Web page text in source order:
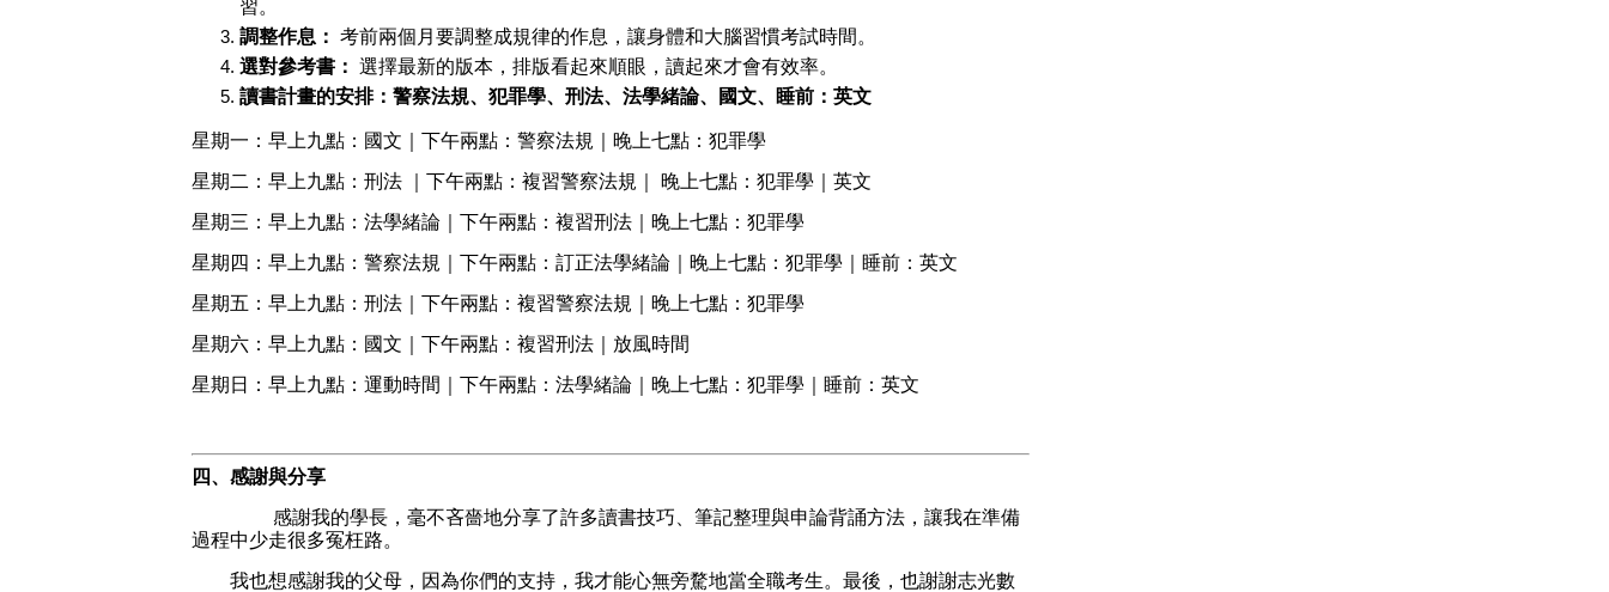
習。
調整作息： 考前兩個月要調整成規律的作息，讓身體和大腦習慣考試時間。
選對參考書： 選擇最新的版本，排版看起來順眼，讀起來才會有效率。
讀書計畫的安排：警察法規、犯罪學、刑法、法學緒論、國文、睡前：英文
星期一：早上九點：國文｜下午兩點：警察法規｜晚上七點：犯罪學
星期二：早上九點：刑法 ｜下午兩點：複習警察法規｜ 晚上七點：犯罪學｜英文
星期三：早上九點：法學緒論｜下午兩點：複習刑法｜晚上七點：犯罪學
星期四：早上九點：警察法規｜下午兩點：訂正法學緒論｜晚上七點：犯罪學｜睡前：英文
星期五：早上九點：刑法｜下午兩點：複習警察法規｜晚上七點：犯罪學
星期六：早上九點：國文｜下午兩點：複習刑法｜放風時間
星期日：早上九點：運動時間｜下午兩點：法學緒論｜晚上七點：犯罪學｜睡前：英文
四、感謝與分享
感謝我的學長，毫不吝嗇地分享了許多讀書技巧、筆記整理與申論背誦方法，讓我在準備
過程中少走很多冤枉路。
我也想感謝我的父母，因為你們的支持，我才能心無旁騖地當全職考生。最後，也謝謝志光數